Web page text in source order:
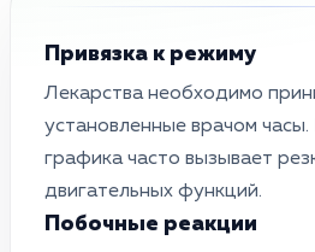
Привязка к режиму
Лекарства необходимо
установленные врачом
графика часто вызывает
двигательных функций.
Побочные реакции